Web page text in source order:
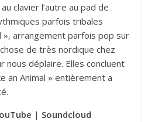
clavier l’autre au pad de
parfois tribales
», arrangement parfois pop sur
de très nordique chez
nous déplaire. Elles concluent
an Animal » entièrement a
| Soundcloud